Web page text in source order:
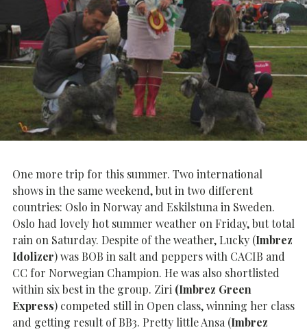
One more trip for this summer. Two international
shows in the same weekend, but in two different
countries: Oslo in Norway and Eskilstuna in Sweden.
Oslo had lovely hot summer weather on Friday, but total
rain on Saturday. Despite of the weather, Lucky (Imbrez
Idolizer) was BOB in salt and peppers with CACIB and
CC for Norwegian Champion. He was also shortlisted
within six best in the group. Ziri (Imbrez Green
Express) competed still in Open class, winning her class
and getting result of BB3. Pretty little Ansa (Imbrez